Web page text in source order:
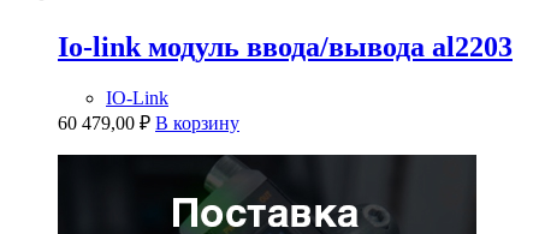
Io-link модуль ввода/вывода al2203
IO-Link
60 479,00 ₽ В корзину